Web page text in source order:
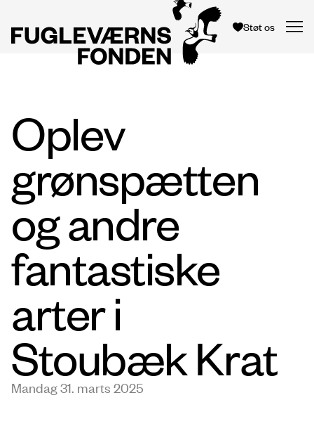
Støt os
Oplev
grønspætten
og andre
fantastiske
arter i
Stoubæk Krat
Mandag 31. marts 2025